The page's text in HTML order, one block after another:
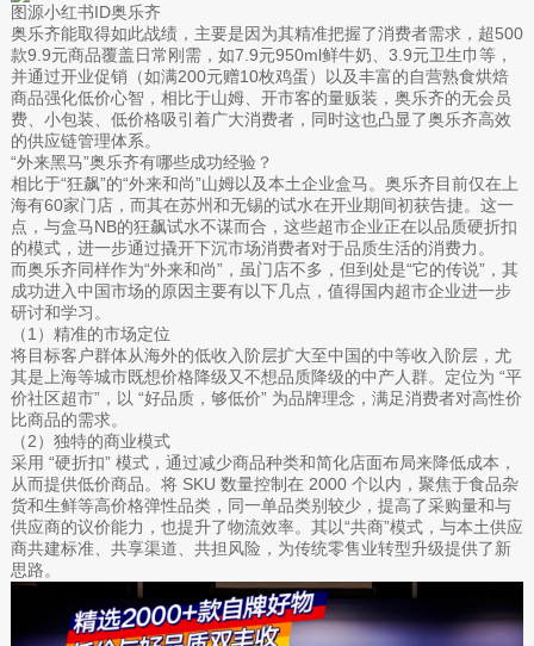
图源小红书ID奥乐齐
奥乐齐能取得如此战绩，主要是因为其精准把握了消费者需求，超500
款9.9元商品覆盖日常刚需，如7.9元950ml鲜牛奶、3.9元卫生巾等，
并通过开业促销（如满200元赠10枚鸡蛋）以及丰富的自营熟食烘焙
商品强化低价心智，相比于山姆、开市客的量贩装，奥乐齐的无会员
费、小包装、低价格吸引着广大消费者，同时这也凸显了奥乐齐高效
的供应链管理体系。
“外来黑马”奥乐齐有哪些成功经验？
相比于“狂飙”的“外来和尚”山姆以及本土企业盒马。奥乐齐目前仅在上
海有60家门店，而其在苏州和无锡的试水在开业期间初获告捷。这一
点，与盒马NB的狂飙试水不谋而合，这些超市企业正在以品质硬折扣
的模式，进一步通过撬开下沉市场消费者对于品质生活的消费力。
而奥乐齐同样作为“外来和尚”，虽门店不多，但到处是“它的传说”，其
成功进入中国市场的原因主要有以下几点，值得国内超市企业进一步
研讨和学习。
（1）精准的市场定位
将目标客户群体从海外的低收入阶层扩大至中国的中等收入阶层，尤
其是上海等城市既想价格降级又不想品质降级的中产人群。定位为 “平
价社区超市”，以 “好品质，够低价” 为品牌理念，满足消费者对高性价
比商品的需求。
（2）独特的商业模式
采用 “硬折扣” 模式，通过减少商品种类和简化店面布局来降低成本，
从而提供低价商品。将 SKU 数量控制在 2000 个以内，聚焦于食品杂
货和生鲜等高价格弹性品类，同一单品类别较少，提高了采购量和与
供应商的议价能力，也提升了物流效率。其以“共商”模式，与本土供应
商共建标准、共享渠道、共担风险，为传统零售业转型升级提供了新
思路。